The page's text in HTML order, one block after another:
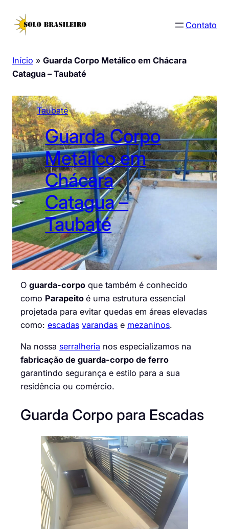
para
Contato
Início » Guarda Corpo Metálico em Chácara
Catagua – Taubaté
Taubaté
Guarda Corpo
Metálico em
Chácara
Catagua –
Taubaté
O guarda-corpo que também é conhecido
como Parapeito é uma estrutura essencial
projetada para evitar quedas em áreas elevadas
como: escadas varandas e mezaninos.
Na nossa serralheria nos especializamos na
fabricação de guarda-corpo de ferro
garantindo segurança e estilo para a sua
residência ou comércio.
Guarda Corpo para Escadas